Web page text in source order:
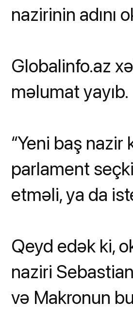
nazirinin adını
Globalinfo.az
məlumat yayıb.
“Yeni baş
parlament
etməli, ya da
Qeyd edək ki,
naziri
və Makronun